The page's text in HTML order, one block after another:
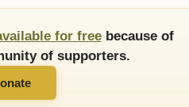
for freebecause of
of supporters.